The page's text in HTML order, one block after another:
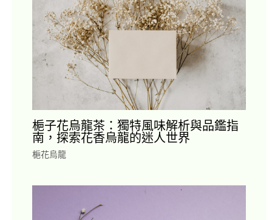
梔子花烏龍茶：獨特風味解析與品鑑指
南，探索花香烏龍的迷人世界
梔花烏龍